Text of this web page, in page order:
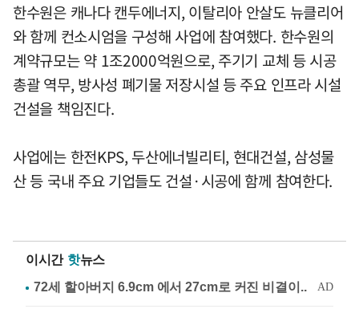
한수원은 캐나다 캔두에너지, 이탈리아 안살도 뉴클리어
와 함께 컨소시엄을 구성해 사업에 참여했다. 한수원의
계약규모는 약 1조2000억원으로, 주기기 교체 등 시공
총괄 역무, 방사성 폐기물 저장시설 등 주요 인프라 시설
건설을 책임진다.
사업에는 한전KPS, 두산에너빌리티, 현대건설, 삼성물
산 등 국내 주요 기업들도 건설·시공에 함께 참여한다.
이시간 핫뉴스